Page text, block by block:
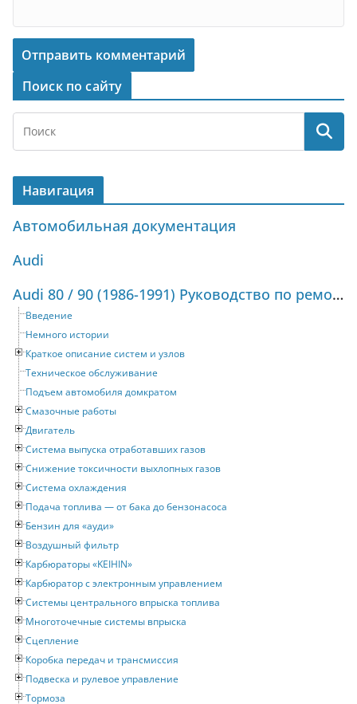
Поиск по сайту
Навигация
Автомобильная документация
Audi
Audi 80 / 90 (1986-1991) Руководство по ремонту и техническому обслуживанию
Введение
Немного истории
Краткое описание систем и узлов
Техническое обслуживание
Подъем автомобиля домкратом
Смазочные работы
Двигатель
Система выпуска отработавших газов
Снижение токсичности выхлопных газов
Система охлаждения
Подача топлива — от бака до бензонасоса
Бензин для «ауди»
Воздушный фильтр
Карбюраторы «KEIHIN»
Карбюратор с электронным управлением
Системы центрального впрыска топлива
Многоточечные системы впрыска
Сцепление
Коробка передач и трансмиссия
Подвеска и рулевое управление
Тормоза